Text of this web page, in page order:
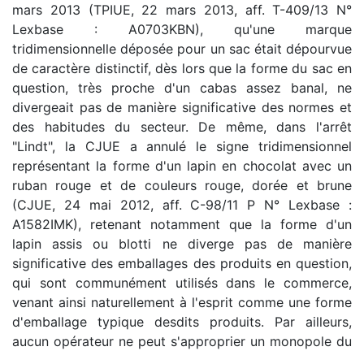
mars 2013 (TPIUE, 22 mars 2013, aff. T-409/13 N°
Lexbase : A0703KBN), qu'une marque
tridimensionnelle déposée pour un sac était dépourvue
de caractère distinctif, dès lors que la forme du sac en
question, très proche d'un cabas assez banal, ne
divergeait pas de manière significative des normes et
des habitudes du secteur. De même, dans l'arrêt
"Lindt", la CJUE a annulé le signe tridimensionnel
représentant la forme d'un lapin en chocolat avec un
ruban rouge et de couleurs rouge, dorée et brune
(CJUE, 24 mai 2012, aff. C-98/11 P N° Lexbase :
A1582IMK), retenant notamment que la forme d'un
lapin assis ou blotti ne diverge pas de manière
significative des emballages des produits en question,
qui sont communément utilisés dans le commerce,
venant ainsi naturellement à l'esprit comme une forme
d'emballage typique desdits produits. Par ailleurs,
aucun opérateur ne peut s'approprier un monopole du